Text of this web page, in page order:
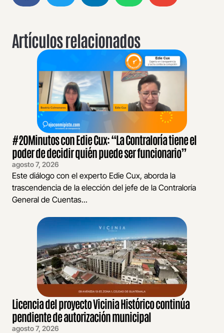
Artículos relacionados
#20Minutos con Edie Cux: “La Contraloría tiene el
poder de decidir quién puede ser funcionario”
agosto 7, 2026
Este diálogo con el experto Edie Cux, aborda la
trascendencia de la elección del jefe de la Contraloría
General de Cuentas...
Licencia del proyecto Vicinia Histórico continúa
pendiente de autorización municipal
agosto 7, 2026